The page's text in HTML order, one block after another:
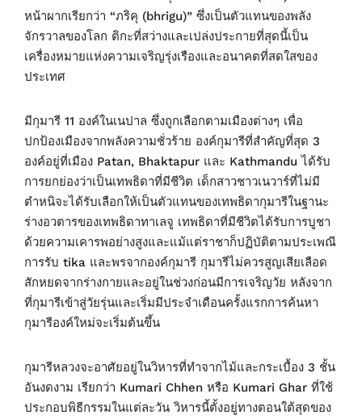
หน้าผากเรียกว่า “ภริคุ (bhrigu)” ซึ่งเป็นตัวแทนของพลัง
จักรวาลของโลก ติกะที่สว่างและเปล่งประกายที่สุดนี้เป็น
เครื่องหมายแห่งความเจริญรุ่งเรืองและอนาคตที่สดใสของ
ประเทศ
มีกุมารี 11 องค์ในเนปาล ซึ่งถูกเลือกตามเมืองต่างๆ เพื่อ
ปกป้องเมืองจากพลังความชั่วร้าย องค์กุมารีที่สำคัญที่สุด 3
องค์อยู่ที่เมือง Patan, Bhaktapur และ Kathmandu ได้รับ
การยกย่องว่าเป็นเทพธิดาที่มีชีวิต เด็กสาวชาวเนวาร์ที่ไม่มี
ตำหนิจะได้รับเลือกให้เป็นตัวแทนของเทพธิดากุมารีในฐานะ
ร่างอวตารของเทพธิดาทาเลจู เทพธิดาที่มีชีวิตได้รับการบูชา
ด้วยความเคารพอย่างสูงและแม้แต่ราชาก็ปฏิบัติตามประเพณี
การรับ tika และพรจากองค์กุมารี กุมารีไม่ควรสูญเสียเลือด
สักหยดจากร่างกายและอยู่ในช่วงก่อนมีการเจริญวัย หลังจาก
ที่กุมารีเข้าสู่วัยรุ่นและเริ่มมีประจำเดือนครั้งแรกการค้นหา
กุมารีองค์ใหม่จะเริ่มต้นขึ้น
กุมารีหลวงจะอาศัยอยู่ในวิหารที่ทำจากไม้และกระเบื้อง 3 ชั้น
อันงดงาม เรียกว่า Kumari Chhen หรือ Kumari Ghar ที่ใช้
ประกอบพิธีกรรมในแต่ละวัน วิหารนี้ตั้งอยู่ทางตอนใต้สุดของ